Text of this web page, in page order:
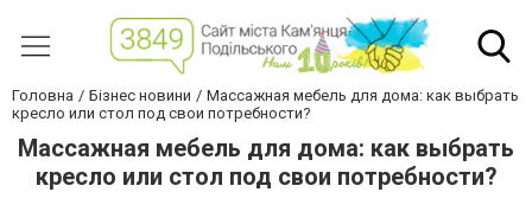
Головна Бізнес новини
Массажная мебель для дома: как выбрать
кресло или стол под свои потребности?
Массажная мебель для дома: как выбрать
кресло или стол под свои потребности?